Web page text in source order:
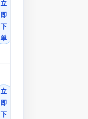
立
即
下
单
立
即
下